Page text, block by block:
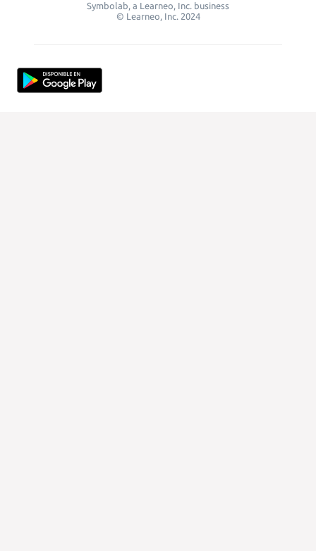
Symbolab, a Learneo, Inc. business
© Learneo, Inc. 2024